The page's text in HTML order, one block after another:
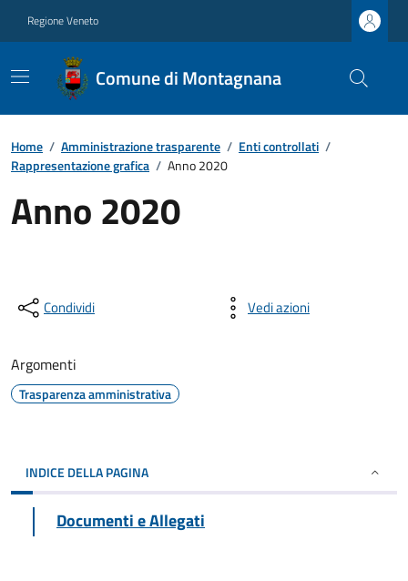
Regione Veneto
Comune di Montagnana
Home / Amministrazione trasparente / Enti controllati /
Rappresentazione grafica / Anno 2020
Anno 2020
Condividi Vedi azioni
Argomenti
Trasparenza amministrativa
INDICE DELLA PAGINA
Documenti e Allegati